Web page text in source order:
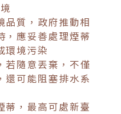
品質，政府推動相
，應妥善處理煙蒂
環境污染
若隨意丟棄，不僅
還可能阻塞排水系
蒂，最高可處新臺